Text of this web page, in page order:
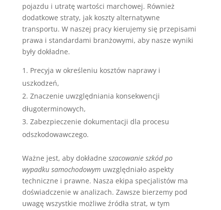
pojazdu i utratę wartości marchowej. Również
dodatkowe straty, jak koszty alternatywne
transportu. W naszej pracy kierujemy się przepisami
prawa i standardami branżowymi, aby nasze wyniki
były dokładne.
Precyja w określeniu kosztów naprawy i
uszkodzeń,
Znaczenie uwzględniania konsekwencji
długoterminowych,
Zabezpieczenie dokumentacji dla procesu
odszkodowawczego.
Ważne jest, aby dokładne szacowanie szkód po
wypadku samochodowymuwzględniało aspekty
techniczne i prawne. Nasza ekipa specjalistów ma
doświadczenie w analizach. Zawsze bierzemy pod
uwagę wszystkie możliwe źródła strat, w tym